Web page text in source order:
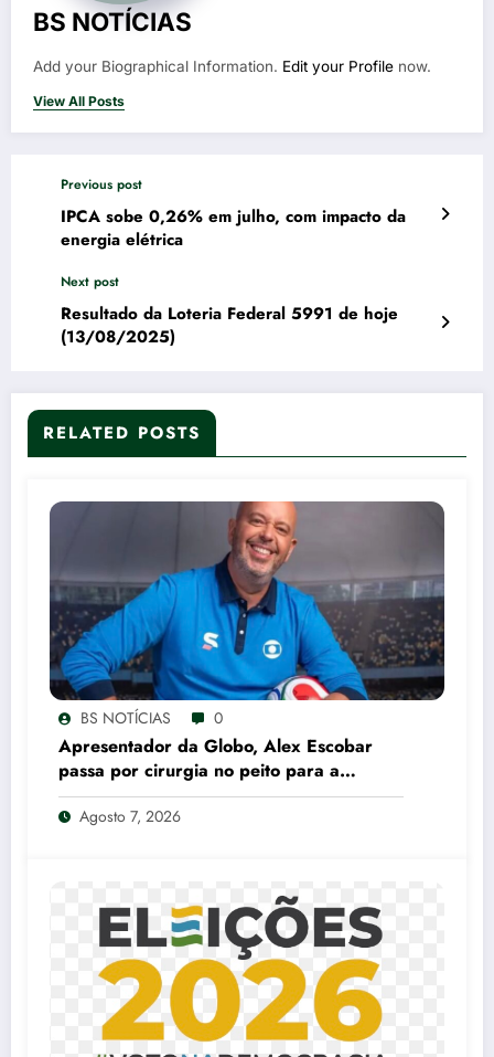
BS NOTÍCIAS
Add your Biographical Information. Edit your Profile now.
View All Posts
Previous post
IPCA sobe 0,26% em julho, com impacto da
energia elétrica
Next post
Resultado da Loteria Federal 5991 de hoje
(13/08/2025)
RELATED POSTS
BS NOTÍCIAS 0
Apresentador da Globo, Alex Escobar
passa por cirurgia no peito para a
retirada de tumor
Agosto 7, 2026